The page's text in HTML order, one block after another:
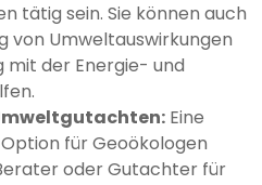
tätig sein. Sie können auch
von Umweltauswirkungen
mit der Energie- und
Eine
für Geoökologen
oder Gutachter für